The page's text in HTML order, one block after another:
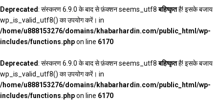
Deprecated: संस्करण 6.9.0 के बाद से फ़ंक्शन seems_utf8बहिष्कृतहै! इसके बजाय
wp_is_valid_utf8() का उपयोग करें। in
/home/u888153276/domains/khabarhardin.com/public_html/wp-
includes/functions.phpon line 6170
Deprecated: संस्करण 6.9.0 के बाद से फ़ंक्शन seems_utf8बहिष्कृतहै! इसके बजाय
wp_is_valid_utf8() का उपयोग करें। in
/home/u888153276/domains/khabarhardin.com/public_html/wp-
includes/functions.phpon line 6170